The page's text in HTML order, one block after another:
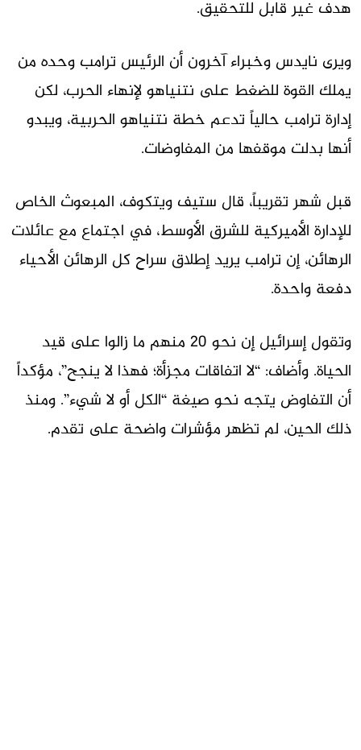
هدف غير قابل للتحقيق.
ويرى نايدس وخبراء آخرون أن الرئيس ترامب وحده من
يملك القوة للضغط على نتنياهو لإنهاء الحرب، لكن
إدارة ترامب حالياً تدعم خطة نتنياهو الحربية، ويبدو
أنها بدلت موقفها من المفاوضات.
قبل شهر تقريباً، قال ستيف ويتكوف، المبعوث الخاص
للإدارة الأميركية للشرق الأوسط، في اجتماع مع عائلات
الرهائن، إن ترامب يريد إطلاق سراح كل الرهائن الأحياء
دفعة واحدة.
وتقول إسرائيل إن نحو 20 منهم ما زالوا على قيد
الحياة. وأضاف: “لا اتفاقات مجزأة؛ فهذا لا ينجح”، مؤكداً
أن التفاوض يتجه نحو صيغة “الكل أو لا شيء”. ومنذ
ذلك الحين، لم تظهر مؤشرات واضحة على تقدم.